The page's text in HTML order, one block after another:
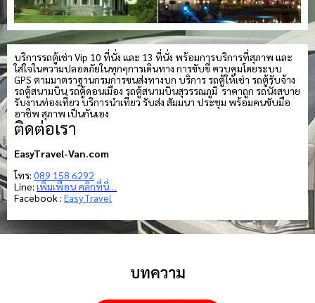
บริการรถตู้เช่า Vip 10 ที่นั่ง และ 13 ที่นั่ง พร้อมการบริการที่สุภาพ และ
ใส่ใจในความปลอดภัยในทุกๆการเดินทาง การขับขี่ ควบคุมโดยระบบ
GPS ตามมาตราฐานกรมการขนส่งทางบก บริการ รถตู้ให้เช่า รถตู้รับจ้าง
รถตู้สนามบิน รถตู้ดอนเมือง รถตู้สนามบินสุวรรณภูมิ ราคาถูก รถนั่งสบาย
รับงานท่องเที่ยว บริการนำเที่ยว รับส่ง สัมมนา ประชุม พร้อมคนขับมือ
อาชีพ สุภาพ เป็นกันเอง
ติดต่อเรา
EasyTravel-Van.com
โทร: 089 158 6292
Line: เพิ่มเพื่อน คลิกที่นี่…
Facebook : Easy Travel
บทความ